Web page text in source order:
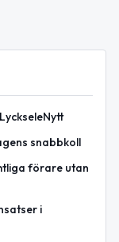
snabbkoll
förare utan
i